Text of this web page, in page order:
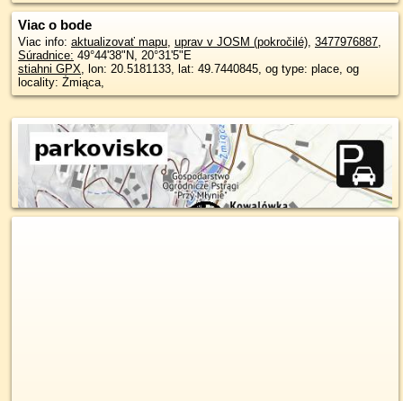
Viac o bode
Viac info: aktualizovať mapu, uprav v JOSM (pokročilé), 3477976887,
Súradnice: 49°44'38"N, 20°31'5"E
stiahni GPX, lon: 20.5181133, lat: 49.7440845, og type: place, og
locality: Żmiąca,